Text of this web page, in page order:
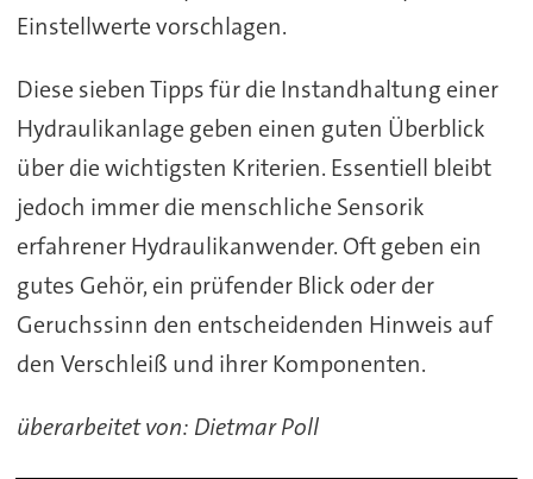
Einstellwerte vorschlagen.
Diese sieben Tipps für die Instandhaltung einer
Hydraulikanlage geben einen guten Überblick
über die wichtigsten Kriterien. Essentiell bleibt
jedoch immer die menschliche Sensorik
erfahrener Hydraulikanwender. Oft geben ein
gutes Gehör, ein prüfender Blick oder der
Geruchssinn den entscheidenden Hinweis auf
den Verschleiß und ihrer Komponenten.
überarbeitet von: Dietmar Poll